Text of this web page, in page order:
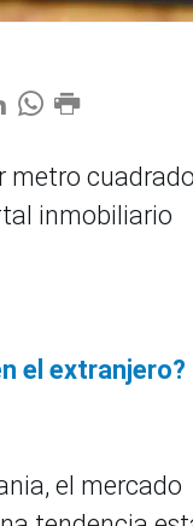
metro
inmobiliario
el extranjero?
el mercado